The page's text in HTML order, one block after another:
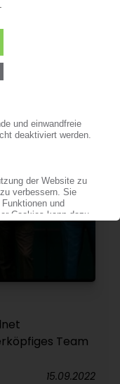
/
Team
15.09.2022